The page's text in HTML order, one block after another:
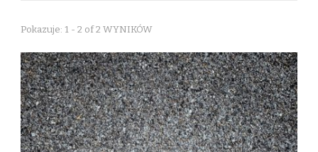
Pokazuje: 1 - 2 of 2 WYNIKÓW